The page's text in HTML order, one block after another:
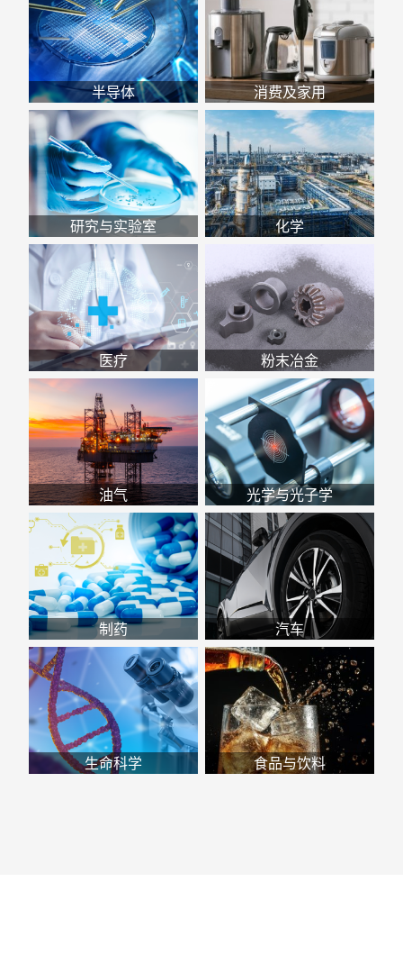
半导体 消费及家用
研究与实验室 化学
医疗 粉末冶金
油气 光学与光子学
制药 汽车
生命科学 食品与饮料